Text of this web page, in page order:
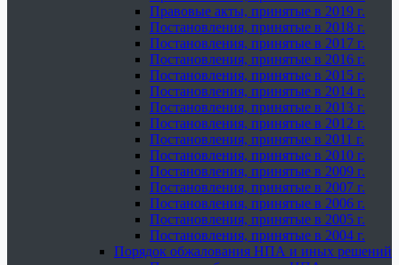
Правовые акты, принятые в 2019 г.
Постановления, принятые в 2018 г.
Постановления, принятые в 2017 г.
Постановления, принятые в 2016 г.
Постановления, принятые в 2015 г.
Постановления, принятые в 2014 г.
Постановления, принятые в 2013 г.
Постановления, принятые в 2012 г.
Постановления, принятые в 2011 г.
Постановления, принятые в 2010 г.
Постановления, принятые в 2009 г.
Постановления, принятые в 2007 г.
Постановления, принятые в 2006 г.
Постановления, принятые в 2005 г.
Постановления, принятые в 2004 г.
Порядок обжалования НПА и иных решений